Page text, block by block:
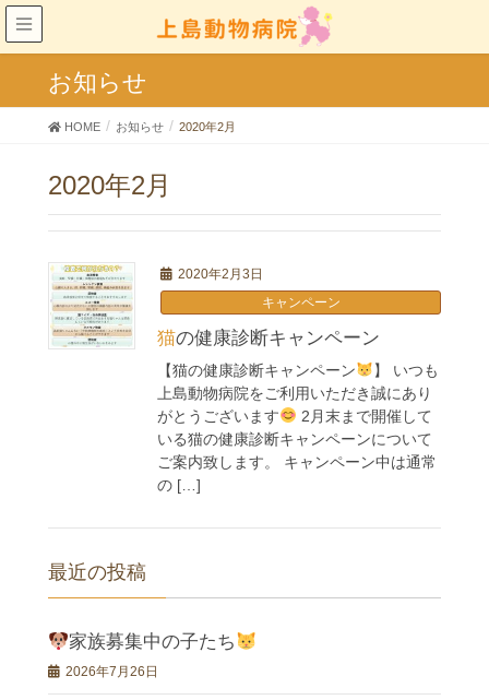
お知らせ
HOME お知らせ 2020年2月
2020年2月
2020年2月3日
キャンペーン
猫の健康診断キャンペーン
【猫の健康診断キャンペーン
】 いつも
上島動物病院をご利用いただき誠にあり
がとうございます
2月末まで開催して
いる猫の健康診断キャンペーンについて
ご案内致します。 キャンペーン中は通常
の […]
最近の投稿
家族募集中の子たち
2026年7月26日